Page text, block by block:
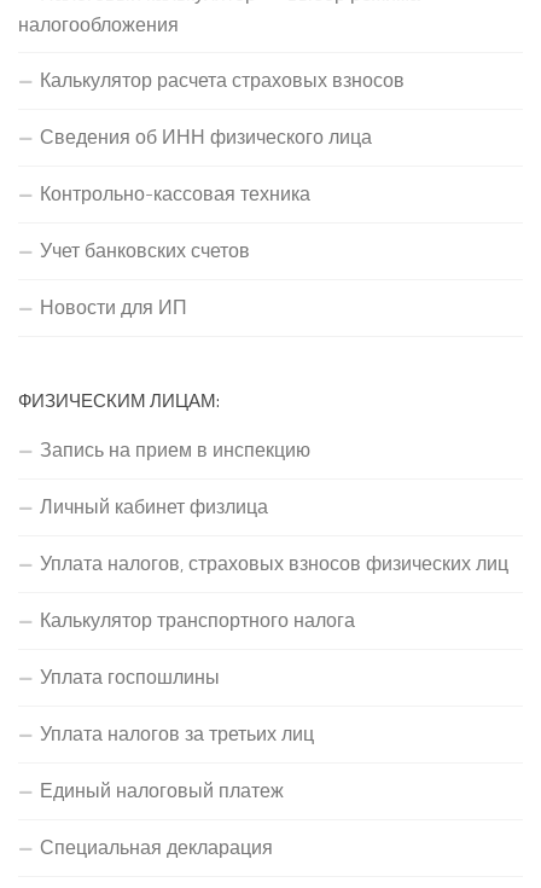
налогообложения
Калькулятор расчета страховых взносов
Сведения об ИНН физического лица
Контрольно-кассовая техника
Учет банковских счетов
Новости для ИП
ФИЗИЧЕСКИМ ЛИЦАМ:
Запись на прием в инспекцию
Личный кабинет физлица
Уплата налогов, страховых взносов физических лиц
Калькулятор транспортного налога
Уплата госпошлины
Уплата налогов за третьих лиц
Единый налоговый платеж
Специальная декларация